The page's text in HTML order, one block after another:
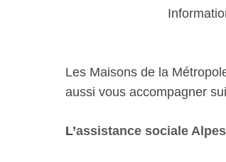
Les Maisons de la
aussi vous accompagner
L’assistance sociale